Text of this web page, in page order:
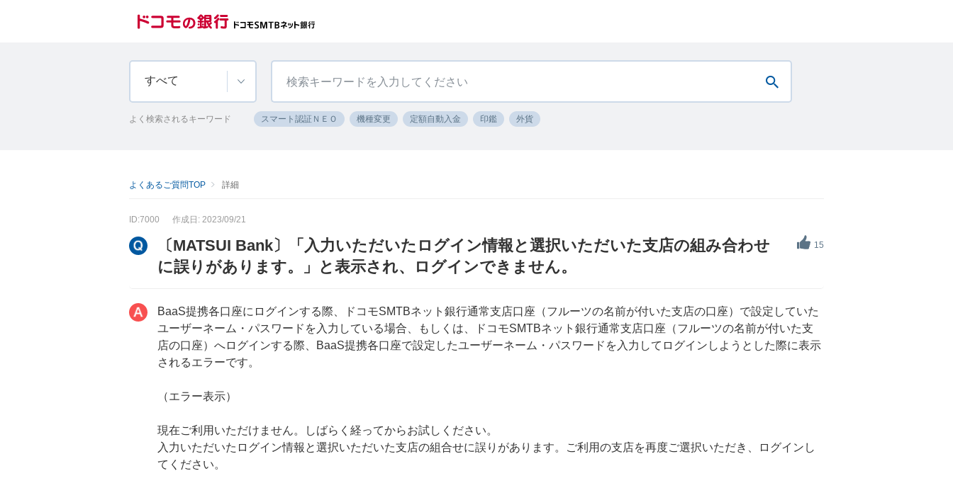
すべて
よく検索されるキーワード スマート認証ＮＥＯ 機種変更 定額自動入金 印鑑 外貨
よくあるご質問TOP 詳細
ID:7000 作成日: 2023/09/21
15
〔MATSUI Bank〕「入力いただいたログイン情報と選択いただいた支店の組み合わせ
に誤りがあります。」と表示され、ログインできません。
BaaS提携各口座にログインする際、ドコモSMTBネット銀行通常支店口座（フルーツの名前が付いた支店の口座）で設定していた
ユーザーネーム・パスワードを入力している場合、もしくは、ドコモSMTBネット銀行通常支店口座（フルーツの名前が付いた支
店の口座）へログインする際、BaaS提携各口座で設定したユーザーネーム・パスワードを入力してログインしようとした際に表示
されるエラーです。
（エラー表示）
現在ご利用いただけません。しばらく経ってからお試しください。
入力いただいたログイン情報と選択いただいた支店の組合せに誤りがあります。ご利用の支店を再度ご選択いただき、ログインし
てください。